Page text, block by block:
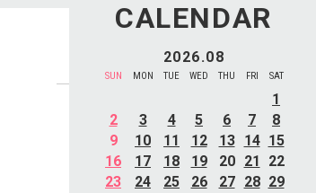
CALENDAR
2026.08
SUN MON TUE WED THU FRI SAT
1
2
3 4 5 6 7
8
9
10 11 12 13 14 15
16
17 18 19 20 21
22
23
24 25 26 27 28 29